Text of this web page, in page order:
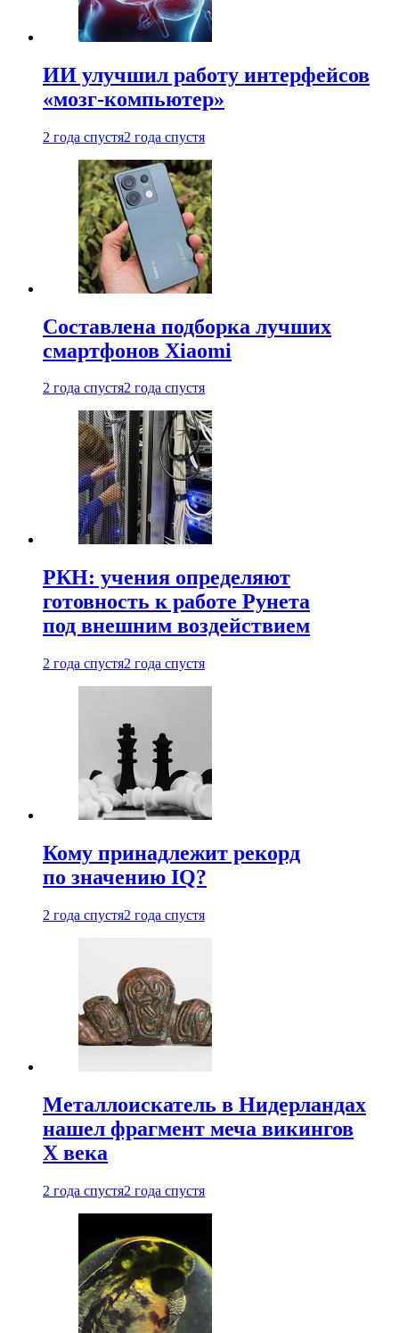
ИИ улучшил работу интерфейсов
«мозг-компьютер»
2 года спустя2 года спустя
Составлена подборка лучших
смартфонов Xiaomi
2 года спустя2 года спустя
РКН: учения определяют
готовность к работе Рунета
под внешним воздействием
2 года спустя2 года спустя
Кому принадлежит рекорд
по значению IQ?
2 года спустя2 года спустя
Металлоискатель в Нидерландах
нашел фрагмент меча викингов
X века
2 года спустя2 года спустя